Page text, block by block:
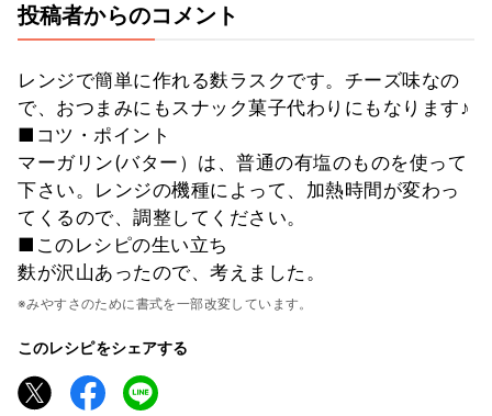
投稿者からのコメント
レンジで簡単に作れる麩ラスクです。チーズ味なの
で、おつまみにもスナック菓子代わりにもなります♪
■コツ・ポイント
マーガリン(バター）は、普通の有塩のものを使って
下さい。レンジの機種によって、加熱時間が変わっ
てくるので、調整してください。
■このレシピの生い立ち
麩が沢山あったので、考えました。
※みやすさのために書式を一部改変しています。
このレシピをシェアする